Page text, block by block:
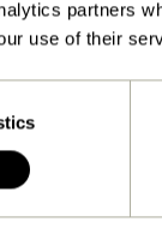
partners
use of their